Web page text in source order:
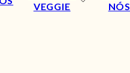
VEGGIE
NÓS